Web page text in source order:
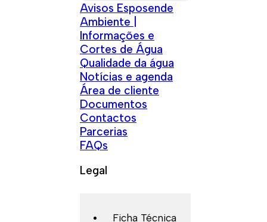
Avisos Esposende
Ambiente |
Informações e
Cortes de Água
Qualidade da água
Notícias e agenda
Área de cliente
Documentos
Contactos
Parcerias
FAQs
Legal
Ficha Técnica